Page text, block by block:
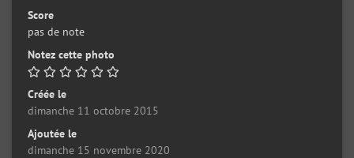
Score
pas de note
Notez cette photo
Créée le
dimanche 11 octobre 2015
Ajoutée le
dimanche 15 novembre 2020